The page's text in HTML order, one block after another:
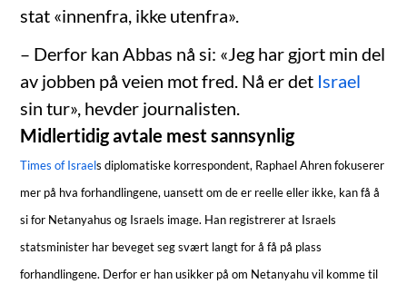
stat «innenfra, ikke utenfra».
– Derfor kan Abbas nå si: «Jeg har gjort min del
av jobben på veien mot fred. Nå er det Israel
sin tur», hevder journalisten.
Midlertidig avtale mest sannsynlig
Times of Israels diplomatiske korrespondent, Raphael Ahren fokuserer
mer på hva forhandlingene, uansett om de er reelle eller ikke, kan få å
si for Netanyahus og Israels image. Han registrerer at Israels
statsminister har beveget seg svært langt for å få på plass
forhandlingene. Derfor er han usikker på om Netanyahu vil komme til